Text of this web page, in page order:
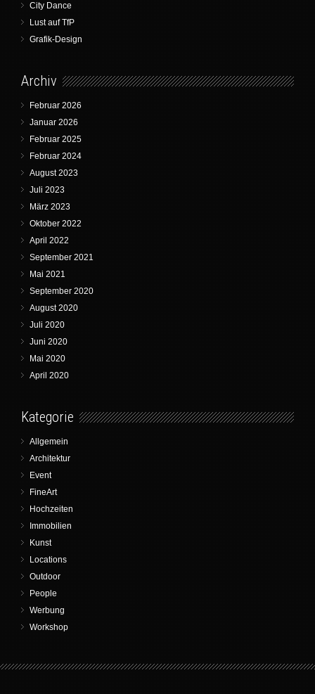
City Dance
Lust auf TfP
Grafik-Design
Archiv
Februar 2026
Januar 2026
Februar 2025
Februar 2024
August 2023
Juli 2023
März 2023
Oktober 2022
April 2022
September 2021
Mai 2021
September 2020
August 2020
Juli 2020
Juni 2020
Mai 2020
April 2020
Kategorie
Allgemein
Architektur
Event
FineArt
Hochzeiten
Immobilien
Kunst
Locations
Outdoor
People
Werbung
Workshop